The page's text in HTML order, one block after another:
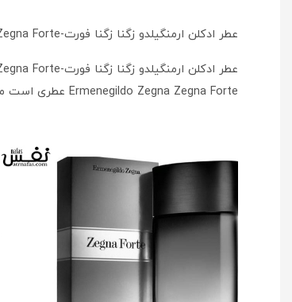
عطر ادکلن ارمنگیلدو زگنا زگنا فورت-Ermenegildo Zegna Zegna Forte
Ermenegildo Zegna Zegna Forte عطری است مردانه و جذاب.